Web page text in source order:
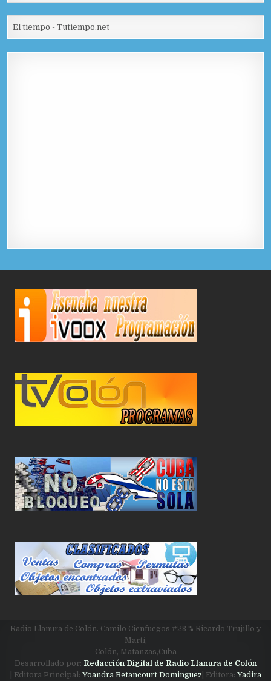
El tiempo - Tutiempo.net
Radio Llanura de Colón. Camilo Cienfuegos #28 % Ricardo Trujillo y
Martí,
Colón, Matanzas,Cuba
Desarrollado por: Redacción Digital de Radio Llanura de Colón
| Editora Principal: Yoandra Betancourt Dominguez | Editora: Yadira